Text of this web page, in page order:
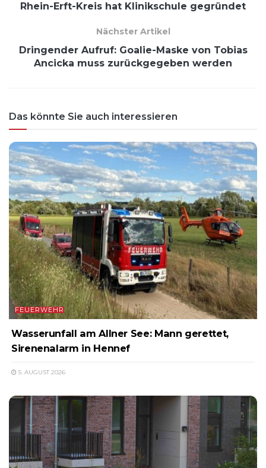
Rhein-Erft-Kreis hat Klinikschule gegründet
Nächster Artikel
Dringender Aufruf: Goalie-Maske von Tobias
Ancicka muss zurückgegeben werden
Das könnte Sie auch interessieren
FEUERWEHR
Wasserunfall am Allner See: Mann gerettet,
Sirenenalarm in Hennef
5. AUGUST 2026